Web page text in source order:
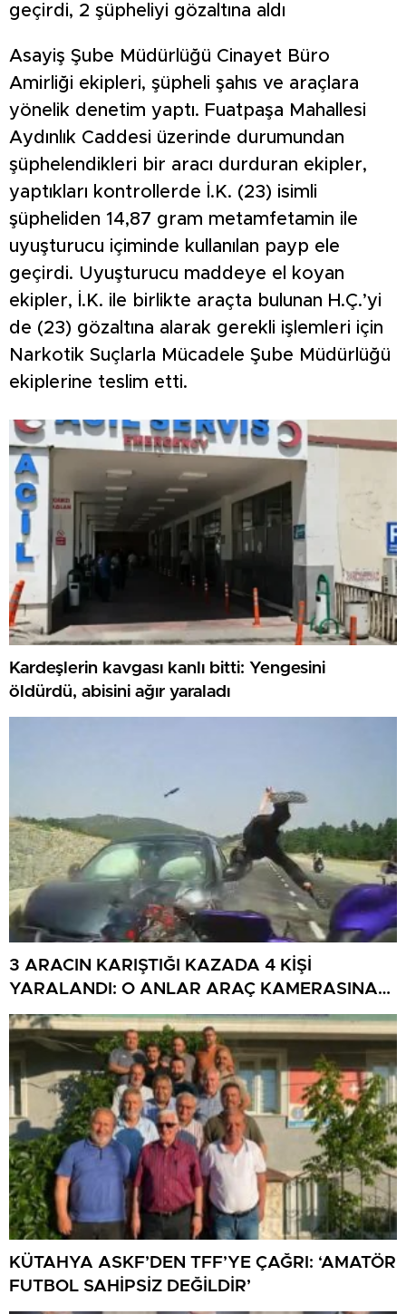
geçirdi, 2 şüpheliyi gözaltına aldı
Asayiş Şube Müdürlüğü Cinayet Büro
Amirliği ekipleri, şüpheli şahıs ve araçlara
yönelik denetim yaptı. Fuatpaşa Mahallesi
Aydınlık Caddesi üzerinde durumundan
şüphelendikleri bir aracı durduran ekipler,
yaptıkları kontrollerde İ.K. (23) isimli
şüpheliden 14,87 gram metamfetamin ile
uyuşturucu içiminde kullanılan payp ele
geçirdi. Uyuşturucu maddeye el koyan
ekipler, İ.K. ile birlikte araçta bulunan H.Ç.’yi
de (23) gözaltına alarak gerekli işlemleri için
Narkotik Suçlarla Mücadele Şube Müdürlüğü
ekiplerine teslim etti.
Kardeşlerin kavgası kanlı bitti: Yengesini
öldürdü, abisini ağır yaraladı
3 ARACIN KARIŞTIĞI KAZADA 4 KİŞİ
YARALANDI: O ANLAR ARAÇ KAMERASINA
YANSIDI
KÜTAHYA ASKF’DEN TFF’YE ÇAĞRI: ‘AMATÖR
FUTBOL SAHİPSİZ DEĞİLDİR’